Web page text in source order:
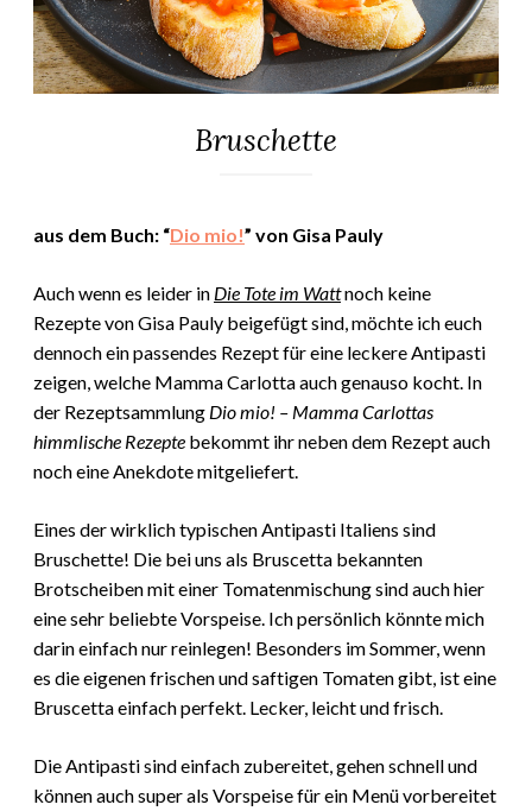
TAPAS
&
MEHR
·
REZEPTE
Bruschette
März
aus dem Buch: “Dio mio!” von Gisa Pauly
Auch wenn es leider in Die Tote im Wattnoch keine
Rezepte von Gisa Pauly beigefügt sind, möchte ich euch
dennoch ein passendes Rezept für eine leckere Antipasti
zeigen, welche Mamma Carlotta auch genauso kocht. In
der Rezeptsammlung Dio mio! – Mamma Carlottas
himmlische Rezepte bekommt ihr neben dem Rezept auch
noch eine Anekdote mitgeliefert.
Eines der wirklich typischen Antipasti Italiens sind
Bruschette! Die bei uns als Bruscetta bekannten
Brotscheiben mit einer Tomatenmischung sind auch hier
eine sehr beliebte Vorspeise. Ich persönlich könnte mich
darin einfach nur reinlegen! Besonders im Sommer, wenn
es die eigenen frischen und saftigen Tomaten gibt, ist eine
Bruscetta einfach perfekt. Lecker, leicht und frisch.
Die Antipasti sind einfach zubereitet, gehen schnell und
können auch super als Vorspeise für ein Menü vorbereitet